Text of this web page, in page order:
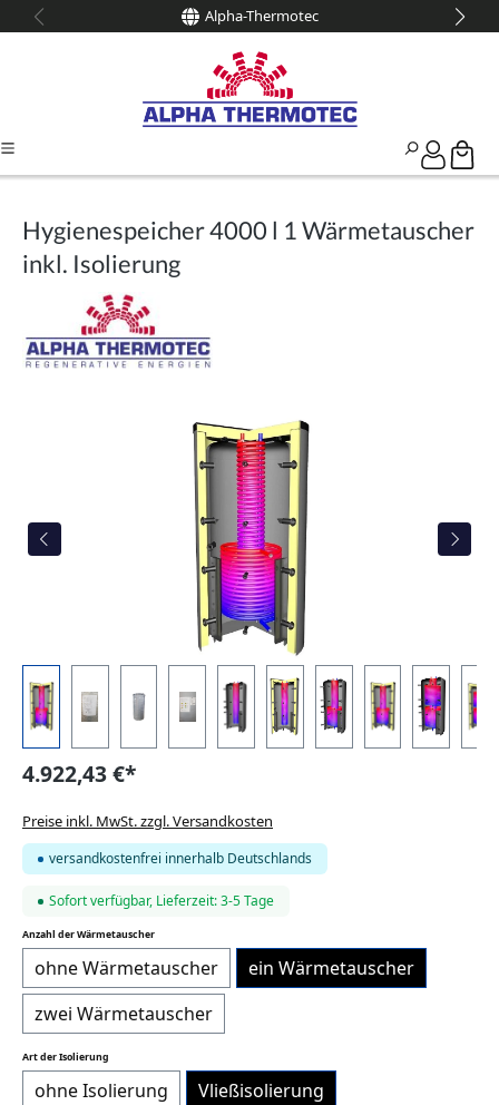
springen Alpha-Thermotec
Hygienespeicher 4000 l 1 Wärmetauscher
inkl. Isolierung
Bildergalerie überspringen
4.922,43 €*
Preise inkl. MwSt. zzgl. Versandkosten
versandkostenfrei innerhalb Deutschlands
Sofort verfügbar, Lieferzeit: 3-5 Tage
Anzahl der Wärmetauscherauswählen
ohne Wärmetauscher
ein Wärmetauscher
zwei Wärmetauscher
Art der Isolierung
ohne Isolierung Vließisolierung